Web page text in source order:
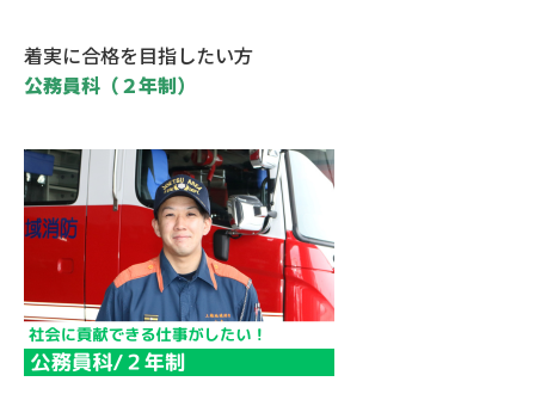
着実に合格を目指したい方
公務員科（２年制）